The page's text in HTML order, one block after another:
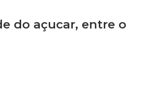
do açucar, entre o